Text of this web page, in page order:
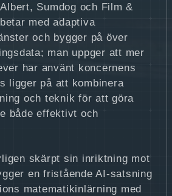
Sumdog och Film &
med adaptiva
och bygger på över
man uppger att mer
har använt koncernens
ligger på att kombinera
och teknik för att göra
både effektivt och
skärpt sin inriktning mot
en fristående AI‑satsning
matematikinlärning med